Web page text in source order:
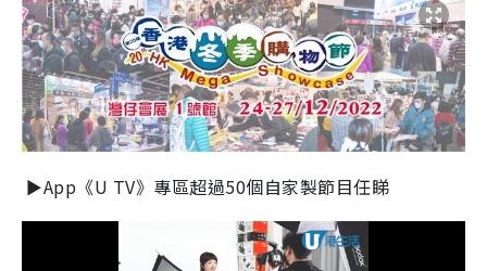
►App《U TV》專區超過50個自家製節目任睇